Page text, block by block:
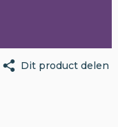
Dit product delen